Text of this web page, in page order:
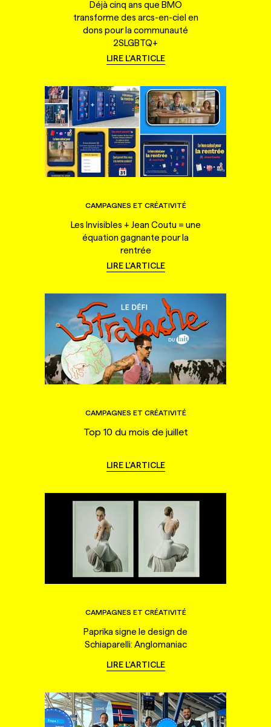
Déjà cinq ans que BMO
transforme des arcs-en-ciel en
dons pour la communauté
2SLGBTQ+
LIRE L'ARTICLE
CAMPAGNES ET CRÉATIVITÉ
Les Invisibles + Jean Coutu = une
équation gagnante pour la
rentrée
LIRE L'ARTICLE
CAMPAGNES ET CRÉATIVITÉ
Top 10 du mois de juillet
LIRE L'ARTICLE
CAMPAGNES ET CRÉATIVITÉ
Paprika signe le design de
Schiaparelli: Anglomaniac
LIRE L'ARTICLE